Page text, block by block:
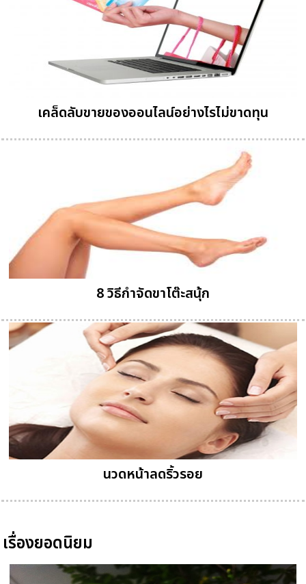
เคล็ดลับขายของออนไลน์อย่างไรไม่ขาดทุน
8 วิธีกำจัดขาโต๊ะสนุ้ก
นวดหน้าลดริ้วรอย
เรื่องยอดนิยม